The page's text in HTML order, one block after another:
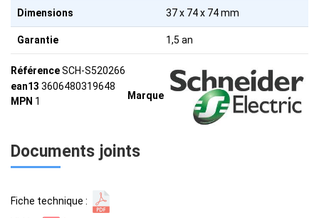
Dimensions 37 x 74 x 74 mm
Garantie 1,5 an
Marque
RéférenceSCH-S520266
ean13 3606480319648
MPN 1
Documents joints
Fiche technique :